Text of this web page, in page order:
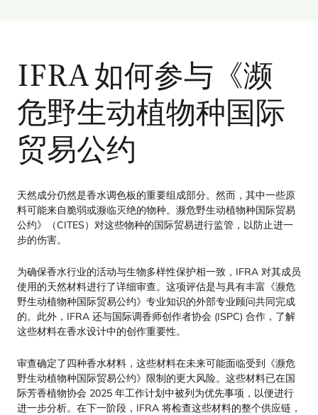
IFRA如何参与《濒
危野生动植物种国际
贸易公约
天然成分仍然是香水调色板的重要组成部分。然而，其中一些原
料可能来自脆弱或濒临灭绝的物种。濒危野生动植物种国际贸易
公约》（CITES）对这些物种的国际贸易进行监管，以防止进一
步的伤害。
为确保香水行业的活动与生物多样性保护相一致， IFRA 对其成员
使用的天然材料进行了详细审查。这项评估是与具有丰富《濒危
野生动植物种国际贸易公约》专业知识的外部专业顾问共同完成
的。此外， IFRA 还与国际调香师创作者协会 (ISPC) 合作，了解
这些材料在香水设计中的创作重要性。
审查确定了四种香水材料，这些材料在未来可能面临受到《濒危
野生动植物种国际贸易公约》限制的更大风险。这些材料已在国
际芳香植物协会 2025 年工作计划中被列为优先事项，以便进行
进一步分析。在下一阶段， IFRA 将检查这些材料的整个供应链，